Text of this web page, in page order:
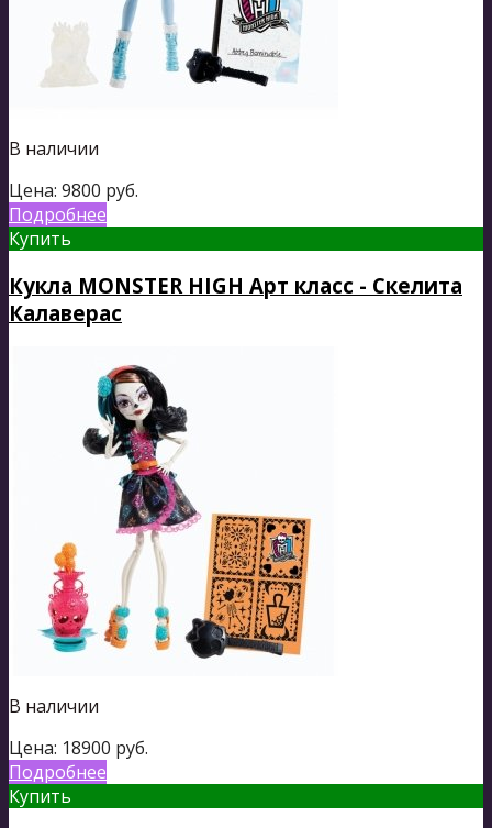
В наличии
Цена: 9800 руб.
Подробнее
Купить
Кукла MONSTER HIGH Арт класс - Скелита
Калаверас
В наличии
Цена: 18900 руб.
Подробнее
Купить